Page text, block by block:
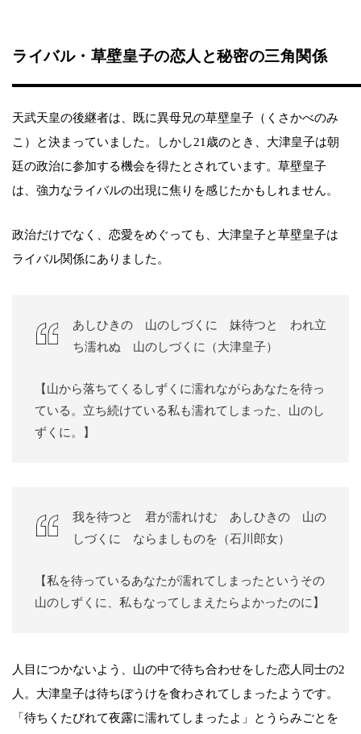
ライバル・草壁皇子の恋人と秘密の三角関係
天武天皇の後継者は、既に異母兄の草壁皇子（くさかべのみ
こ）と決まっていました。しかし21歳のとき、大津皇子は朝
廷の政治に参加する機会を得たとされています。草壁皇子
は、強力なライバルの出現に焦りを感じたかもしれません。
政治だけでなく、恋愛をめぐっても、大津皇子と草壁皇子は
ライバル関係にありました。
あしひきの 山のしづくに 妹待つと われ立
ち濡れぬ 山のしづくに（大津皇子）
【山から落ちてくるしずくに濡れながらあなたを待っ
ている。立ち続けている私も濡れてしまった、山のし
ずくに。】
我を待つと 君が濡れけむ あしひきの 山の
しづくに ならましものを（石川郎女）
【私を待っているあなたが濡れてしまったというその
山のしずくに、私もなってしまえたらよかったのに】
人目につかないよう、山の中で待ち合わせをした恋人同士の2
人。大津皇子は待ちぼうけを食わされてしまったようです。
「待ちくたびれて夜露に濡れてしまったよ」とうらみごとを